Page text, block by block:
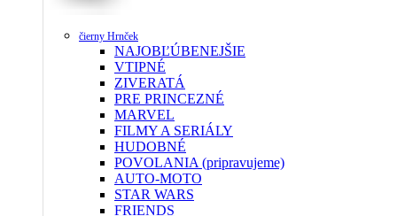
čierny Hrnček
NAJOBĽÚBENEJŠIE
VTIPNÉ
ZIVERATÁ
PRE PRINCEZNÉ
MARVEL
FILMY A SERIÁLY
HUDOBNÉ
POVOLANIA (pripravujeme)
AUTO-MOTO
STAR WARS
FRIENDS